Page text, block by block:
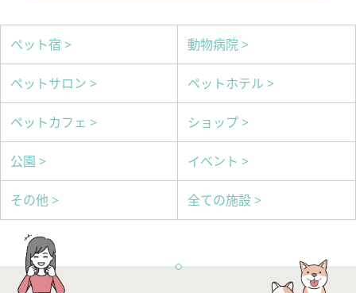
ペット宿 > 動物病院 >
ペットサロン > ペットホテル >
ペットカフェ > ショップ >
公園 > イベント >
その他 > 全ての施設 >